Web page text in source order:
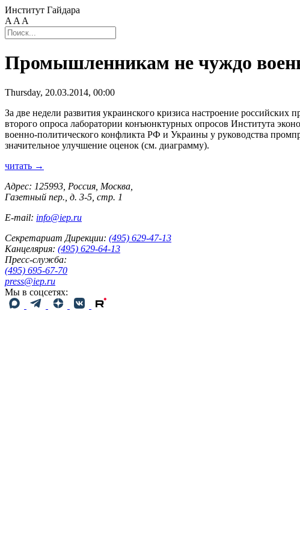
Институт Гайдара
A A A
Промышленникам не чуждо
Thursday, 20.03.2014, 00:00
За две недели развития украинского кризиса настроение
второго опроса лаборатории конъюнктурных опросов Института
военно-политического конфликта РФ и Украины у руководства
значительное улучшение оценок (см. диаграмму).
читать →
Адрес: 125993, Россия, Москва,
Газетный пер., д. 3-5, стр. 1
E-mail: info@iep.ru
Секретариат Дирекции: (495) 629-47-13
Канцелярия: (495) 629-64-13
Пресс-служба:
(495) 695-67-70
press@iep.ru
Мы в соцсетях: